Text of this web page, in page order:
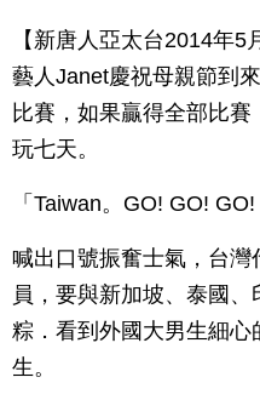
【新唐人亞太台2014年5
藝人Janet慶祝母親節到
比賽，如果贏得全部比
玩七天。
「Taiwan。GO! GO! GO!
喊出口號振奮士氣，台灣
員，要與新加坡、泰國
粽．看到外國大男生細
生。